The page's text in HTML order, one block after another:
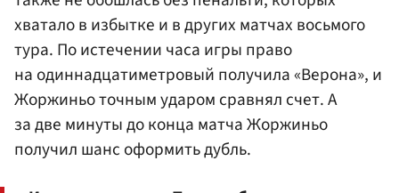
хватало в избытке и в других матчах восьмого
тура. По истечении часа игры право
на одиннадцатиметровый получила «Верона», и
Жоржиньо точным ударом сравнял счет. А
за две минуты до конца матча Жоржиньо
получил шанс оформить дубль.